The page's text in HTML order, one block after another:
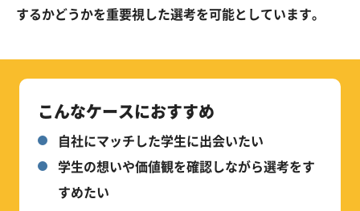
するかどうかを重要視した選考を可能としています。
こんなケースにおすすめ
自社にマッチした学生に出会いたい
学生の想いや価値観を確認しながら選考をす
すめたい